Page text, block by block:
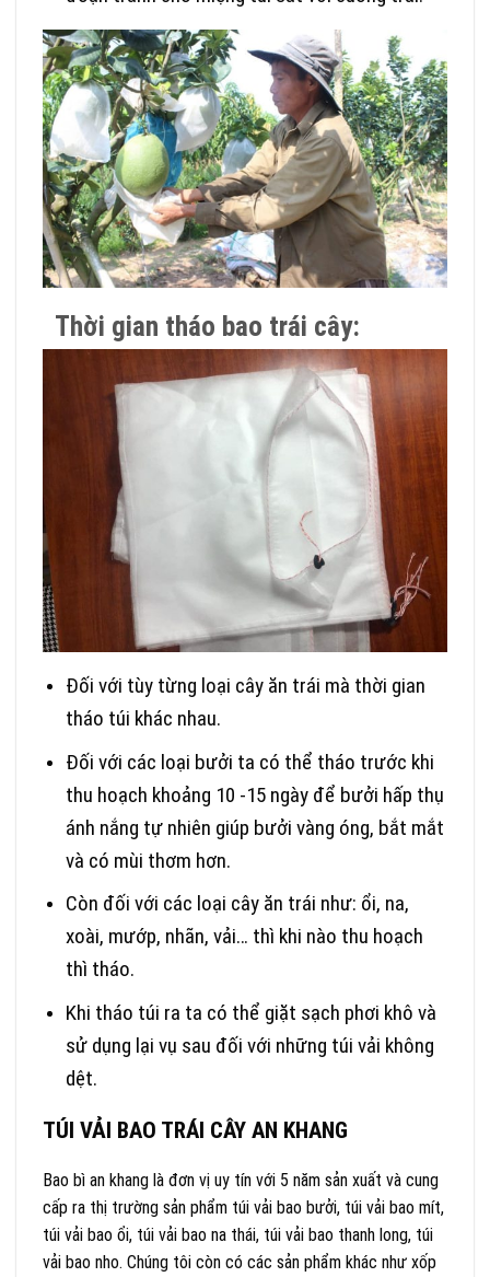
Thời gian tháo bao trái cây:
Đối với tùy từng loại cây ăn trái mà thời gian
tháo túi khác nhau.
Đối với các loại bưởi ta có thể tháo trước khi
thu hoạch khoảng 10 -15 ngày để bưởi hấp thụ
ánh nắng tự nhiên giúp bưởi vàng óng, bắt mắt
và có mùi thơm hơn.
Còn đối với các loại cây ăn trái như: ổi, na,
xoài, mướp, nhãn, vải… thì khi nào thu hoạch
thì tháo.
Khi tháo túi ra ta có thể giặt sạch phơi khô và
sử dụng lại vụ sau đối với những túi vải không
dệt.
TÚI VẢI BAO TRÁI CÂY AN KHANG
Bao bì an khang là đơn vị uy tín với 5 năm sản xuất và cung
cấp ra thị trường sản phẩm túi vải bao bưởi, túi vải bao mít,
túi vải bao ổi, túi vải bao na thái, túi vải bao thanh long, túi
vải bao nho. Chúng tôi còn có các sản phẩm khác như xốp